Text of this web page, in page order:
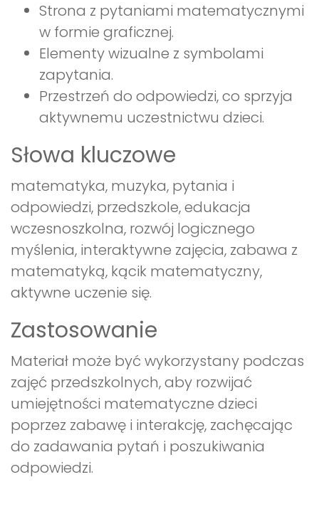
Strona z pytaniami matematycznymi
w formie graficznej.
Elementy wizualne z symbolami
zapytania.
Przestrzeń do odpowiedzi, co sprzyja
aktywnemu uczestnictwu dzieci.
Słowa kluczowe
matematyka, muzyka, pytania i
odpowiedzi, przedszkole, edukacja
wczesnoszkolna, rozwój logicznego
myślenia, interaktywne zajęcia, zabawa z
matematyką, kącik matematyczny,
aktywne uczenie się.
Zastosowanie
Materiał może być wykorzystany podczas
zajęć przedszkolnych, aby rozwijać
umiejętności matematyczne dzieci
poprzez zabawę i interakcję, zachęcając
do zadawania pytań i poszukiwania
odpowiedzi.